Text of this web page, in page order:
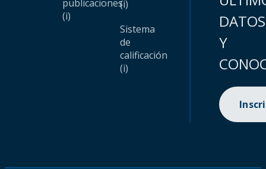
publicaciones
(i)
(i)
Sistema
de
calificación
(i)
DATOS
Y